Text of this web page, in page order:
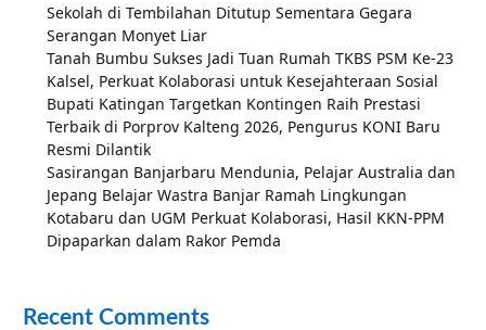
Sekolah di Tembilahan Ditutup Sementara Gegara
Serangan Monyet Liar
Tanah Bumbu Sukses Jadi Tuan Rumah TKBS PSM Ke-23
Kalsel, Perkuat Kolaborasi untuk Kesejahteraan Sosial
Bupati Katingan Targetkan Kontingen Raih Prestasi
Terbaik di Porprov Kalteng 2026, Pengurus KONI Baru
Resmi Dilantik
Sasirangan Banjarbaru Mendunia, Pelajar Australia dan
Jepang Belajar Wastra Banjar Ramah Lingkungan
Kotabaru dan UGM Perkuat Kolaborasi, Hasil KKN-PPM
Dipaparkan dalam Rakor Pemda
Recent Comments